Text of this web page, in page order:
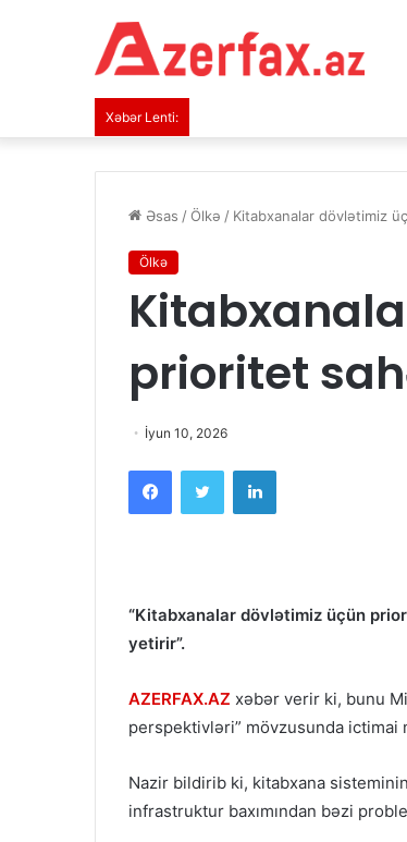
Xəbər Lenti:
Əsas /Ölkə / Kitabxanalar dövlətimiz
Ölkə
prioritet
İyun 10, 2026
“Kitabxanalar dövlətimiz üçün
yetirir”.
AZERFAX.AZ xəbər verir ki, bunu
perspektivləri” mövzusunda ictimai
Nazir bildirib ki, kitabxana
infrastruktur baxımından bəzi